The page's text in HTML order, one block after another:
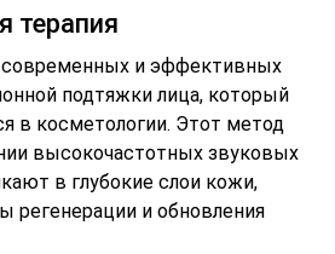
терапия
современных и эффективных
подтяжки лица, который
в косметологии. Этот метод
высокочастотных звуковых
в глубокие слои кожи,
регенерации и обновления